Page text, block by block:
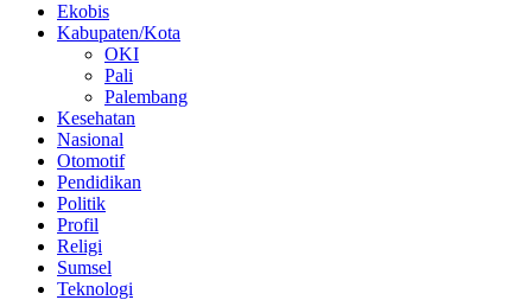
Ekobis
Kabupaten/Kota
OKI
Pali
Palembang
Kesehatan
Nasional
Otomotif
Pendidikan
Politik
Profil
Religi
Sumsel
Teknologi